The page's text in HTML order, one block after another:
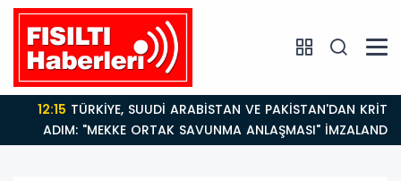
12:15TÜRKİYE, SUUDİ ARABİSTAN VE PAKİSTAN'DAN KRİTİK
ADIM: "MEKKE ORTAK SAVUNMA ANLAŞMASI" İMZALANDI!